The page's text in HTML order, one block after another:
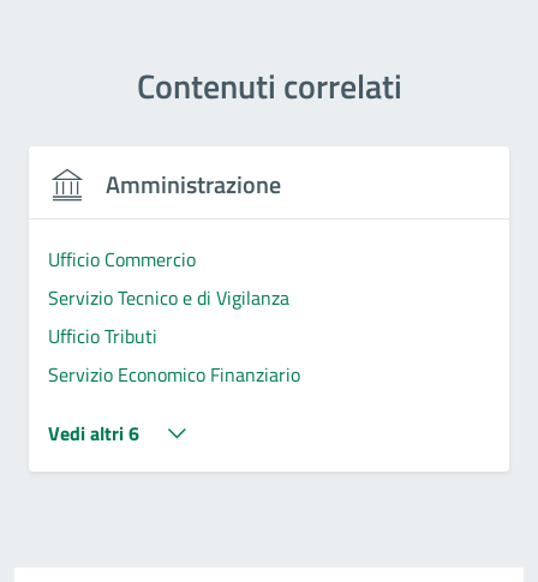
Contenuti correlati
Amministrazione
Ufficio Commercio
Servizio Tecnico e di Vigilanza
Ufficio Tributi
Servizio Economico Finanziario
Vedi altri 6